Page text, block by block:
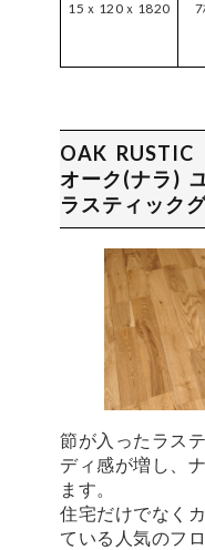
15ｘ120ｘ1820
OAK RUSTIC
オーク(ナラ)
ラスティック
節が入ったラス
ディ感が増し、
ます。
住宅だけでなく
ている人気のフ